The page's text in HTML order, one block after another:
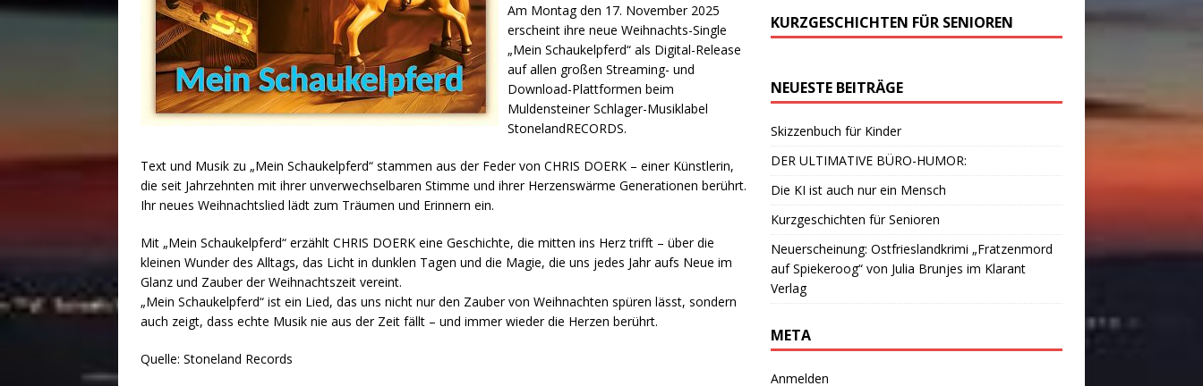
Am Montag den 17. November 2025
erscheint ihre neue Weihnachts-Single
„Mein Schaukelpferd“ als Digital-Release
auf allen großen Streaming- und
Download-Plattformen beim
Muldensteiner Schlager-Musiklabel
StonelandRECORDS.
Text und Musik zu „Mein Schaukelpferd“ stammen aus der Feder von CHRIS DOERK – einer Künstlerin,
die seit Jahrzehnten mit ihrer unverwechselbaren Stimme und ihrer Herzenswärme Generationen berührt.
Ihr neues Weihnachtslied lädt zum Träumen und Erinnern ein.
Mit „Mein Schaukelpferd“ erzählt CHRIS DOERK eine Geschichte, die mitten ins Herz trifft – über die
kleinen Wunder des Alltags, das Licht in dunklen Tagen und die Magie, die uns jedes Jahr aufs Neue im
Glanz und Zauber der Weihnachtszeit vereint.
„Mein Schaukelpferd“ ist ein Lied, das uns nicht nur den Zauber von Weihnachten spüren lässt, sondern
auch zeigt, dass echte Musik nie aus der Zeit fällt – und immer wieder die Herzen berührt.
Quelle: Stoneland Records
KURZGESCHICHTEN FÜR SENIOREN
NEUESTE BEITRÄGE
Skizzenbuch für Kinder
DER ULTIMATIVE BÜRO-HUMOR:
Die KI ist auch nur ein Mensch
Kurzgeschichten für Senioren
Neuerscheinung: Ostfrieslandkrimi „Fratzenmord
auf Spiekeroog“ von Julia Brunjes im Klarant
Verlag
META
Anmelden